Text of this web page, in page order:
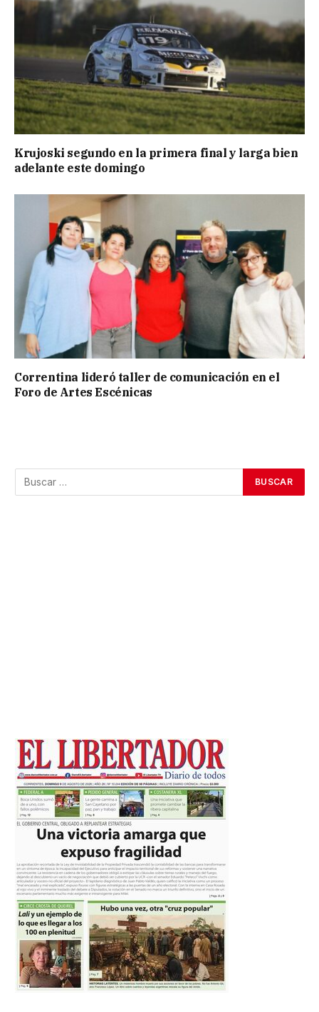
Krujoski segundo en la primera final y larga bien
adelante este domingo
Correntina lideró taller de comunicación en el
Foro de Artes Escénicas